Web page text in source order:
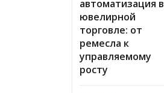
автоматизация в
ювелирной
торговле: от
ремесла к
управляемому
росту